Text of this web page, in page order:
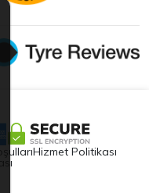
Hizmet Politikası